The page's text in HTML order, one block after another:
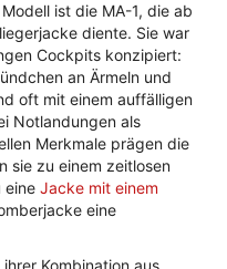
ist die MA-1, die ab
diente. Sie war
Cockpits konzipiert:
an Ärmeln und
oft mit einem auffälligen
Notlandungen als
Merkmale prägen die
sie zu einem zeitlosen
eine Jacke mit einem
eine